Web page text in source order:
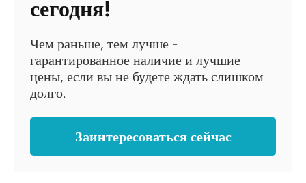
сегодня!
Чем раньше, тем лучше -
гарантированное наличие и лучшие
цены, если вы не будете ждать слишком
долго.
Заинтересоваться сейчас